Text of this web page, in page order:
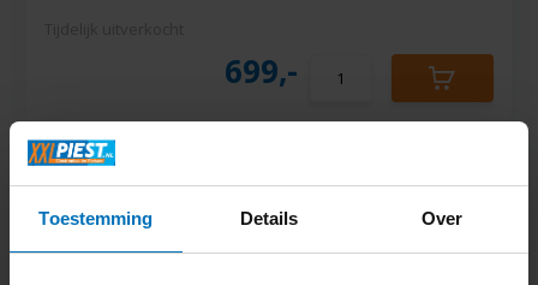
Toestemming Details Over
699,-